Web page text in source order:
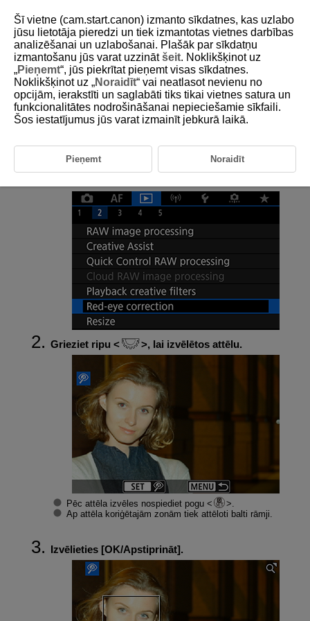
D185-155
Sarkano acu efekta korekcija
Automātiski koriģē attiecīgās daļas sarkano acu efekta skartos attēlos.
Izvēlieties [
Grieziet ripu , lai izvēlētos attēlu.
Pēc attēla izvēles nospiediet pogu
.
Ap attēla koriģētajām zonām tiek attēloti balti rāmji.
Izvēlieties [OK/Apstiprināt].
Šī vietne (cam.start.canon) izmanto sīkdatnes, kas uzlabo
jūsu lietotāja pieredzi un tiek izmantotas vietnes darbības
analizēšanai un uzlabošanai. Plašāk par sīkdatņu
izmantošanu jūs varat uzzinātšeit. Noklikšķinot uz
„Pieņemt“, jūs piekrītat pieņemt visas sīkdatnes.
Noklikšķinot uz „Noraidīt“ vai neatlasot nevienu no
opcijām, ierakstīti un saglabāti tiks tikai vietnes satura un
funkcionalitātes nodrošināšanai nepieciešamie sīkfaili.
Šos iestatījumus jūs varat izmainīt jebkurā laikā.
Pieņemt Noraidīt